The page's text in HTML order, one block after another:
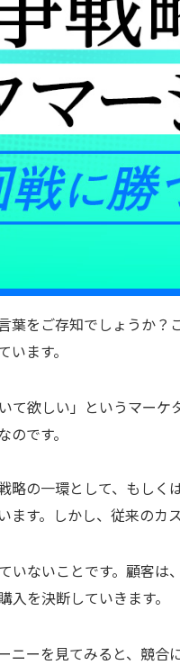
葉をご存知でしょうか
ます。
て欲しい」というマー
です。
略の一環として、もし
ます。しかし、従来のカ
いないことです。顧客は
を決断していきます。
ニーを見てみると、競